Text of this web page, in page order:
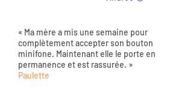
« Ma mère a mis une semaine pour
complètement accepter son bouton
minifone. Maintenant elle le porte en
permanence et est rassurée. »
Paulette